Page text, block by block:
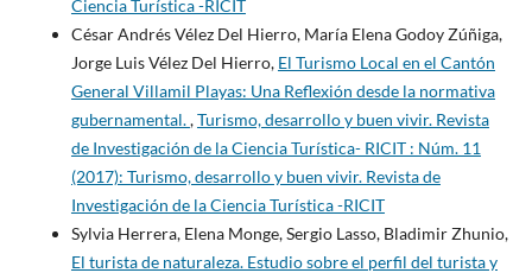
Ciencia Turística -RICIT
César Andrés Vélez Del Hierro, María Elena Godoy Zúñiga,
Jorge Luis Vélez Del Hierro, El Turismo Local en el Cantón
General Villamil Playas: Una Reflexión desde la normativa
gubernamental.,Turismo, desarrollo y buen vivir. Revista
de Investigación de la Ciencia Turística- RICIT : Núm. 11
(2017): Turismo, desarrollo y buen vivir. Revista de
Investigación de la Ciencia Turística -RICIT
Sylvia Herrera, Elena Monge, Sergio Lasso, Bladimir Zhunio,
El turista de naturaleza. Estudio sobre el perfil del turista y